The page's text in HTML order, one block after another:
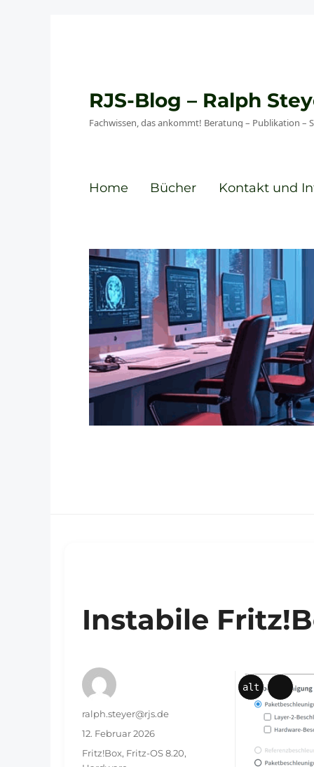
RJS-Blog – Ralph
Fachwissen, das ankommt! Beratung – Publikation –
Home Bücher Kontakt und
Instabile
alt
Lange
Autor
ralph.steyer@rjs.de
Veröffentlicht
am
12. Februar 2026
Schlagwörter
Fritz!Box, Fritz-OS 8.20,